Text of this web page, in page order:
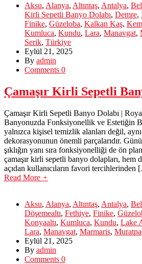
Aksu, Alanya, Altıntaş, Antalya,
Kirli Sepetli Banyo Dolabı, Demre,
Finike, Güzeloba, Kalkan Kaş,
Kumluca, Kundu, Lara, Manavgat,
Serik, Türkiye
Eylül 21, 2025
By admin
Comments 0
Çamaşır Kirli Sepetli
Çamaşır Kirli Sepetli Banyo Dolabı |
Banyonuzda Fonksiyonellik ve Estetiğin
yalnızca kişisel temizlik alanları değil,
dekorasyonunun önemli parçalarıdır.
şıklığın yanı sıra fonksiyonelliği de ön
çamaşır kirli sepetli banyo dolapları, hem
açıdan kullanıcıların favori
Read More +
Aksu, Alanya, Altıntaş, Antalya,
Döşemealtı, Fethiye, Finike,
Konyaaltı, Kumluca, Kundu, Lake
Lara, Manavgat, Marmaris,
Eylül 21, 2025
By admin
Comments 0